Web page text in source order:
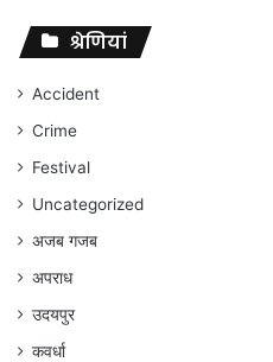
संघर्ष
जारी
रहेगा
अंकित
गौरहा
श्रेणियां
Accident
Crime
Festival
Uncategorized
अजब गजब
अपराध
उदयपुर
कवर्धा